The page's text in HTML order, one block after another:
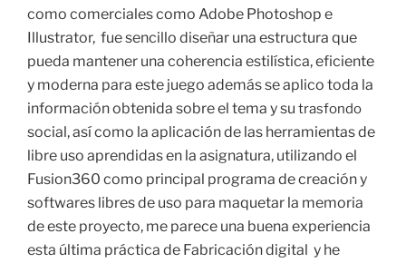
como comerciales como Adobe Photoshop e
Illustrator, fue sencillo diseñar una estructura que
pueda mantener una coherencia estilística, eficiente
y moderna para este juego además se aplico toda la
información obtenida sobre el tema y su trasfondo
social, así como la aplicación de las herramientas de
libre uso aprendidas en la asignatura, utilizando el
Fusion360 como principal programa de creación y
softwares libres de uso para maquetar la memoria
de este proyecto, me parece una buena experiencia
esta última práctica de Fabricación digital y he